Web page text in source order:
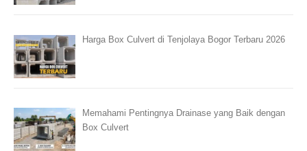
Harga Box Culvert di Tenjolaya Bogor Terbaru 2026
Memahami Pentingnya Drainase yang Baik dengan
Box Culvert